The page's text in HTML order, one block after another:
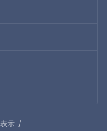
示 /